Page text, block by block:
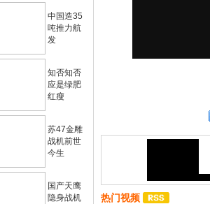
中国造35
吨推力航
发
知否知否
应是绿肥
红瘦
苏47金雕
战机前世
今生
国产天鹰
隐身战机
热门视频